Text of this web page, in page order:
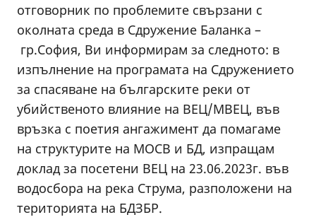
отговорник по проблемите свързани с
околната среда в Сдружение Баланка –
гр.София, Ви информирам за следното: в
изпълнение на програмата на Сдружението
за спасяване на българските реки от
убийственото влияние на ВЕЦ/МВЕЦ, във
връзка с поетия ангажимент да помагаме
на структурите на МОСВ и БД, изпращам
доклад за посетени ВЕЦ на 23.06.2023г. във
водосбора на река Струма, разположени на
територията на БДЗБР.